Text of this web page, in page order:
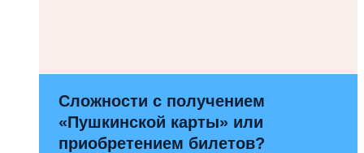
Сложности с получением
«Пушкинской карты» или
приобретением билетов?